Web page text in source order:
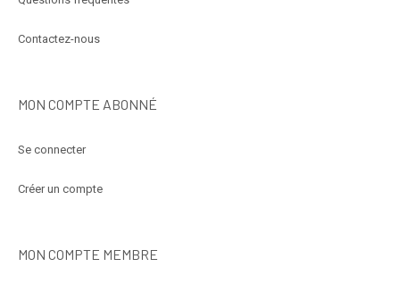
Contactez-nous
MON COMPTE ABONNÉ
Se connecter
Créer un compte
MON COMPTE MEMBRE